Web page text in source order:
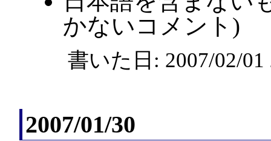
かないコメント)
書いた日: 2007/02/
2007/01/30